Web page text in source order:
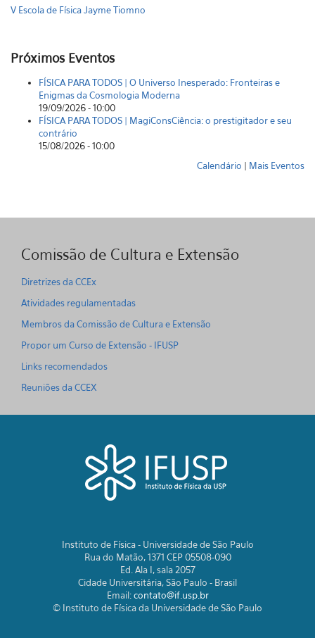
V Escola de Física Jayme Tiomno
Próximos Eventos
FÍSICA PARA TODOS | O Universo Inesperado: Fronteiras e
Enigmas da Cosmologia Moderna
19/09/2026 - 10:00
FÍSICA PARA TODOS | MagiConsCiência: o prestigitador e seu
contrário
15/08/2026 - 10:00
Calendário | Mais Eventos
Comissão de Cultura e Extensão
Diretrizes da CCEx
Atividades regulamentadas
Membros da Comissão de Cultura e Extensão
Propor um Curso de Extensão - IFUSP
Links recomendados
Reuniões da CCEX
Instituto de Física - Universidade de São Paulo
Rua do Matão, 1371 CEP 05508-090
Ed. Ala I, sala 2057
Cidade Universitária, São Paulo - Brasil
Email:contato@if.usp.br
© Instituto de Física da Universidade de São Paulo